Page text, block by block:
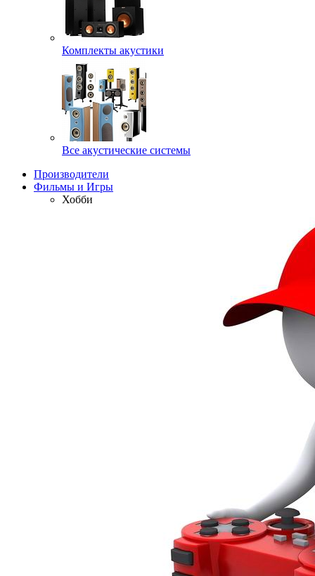
Комплекты акустики
Все акустические системы
Производители
Фильмы и Игры
Хобби